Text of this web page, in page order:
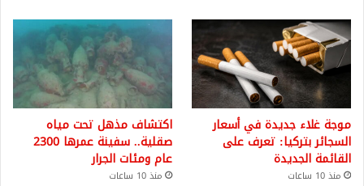
موجة غلاء جديدة في أسعار
السجائر بتركيا: تعرف على
القائمة الجديدة
منذ 10 ساعات
اكتشاف مذهل تحت مياه
صقلية.. سفينة عمرها 2300
عام ومئات الجرار
منذ 10 ساعات